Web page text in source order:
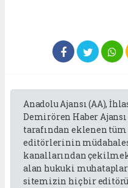
Anadolu Ajansı (AA),
Demirören Haber
tarafından eklenen
editörlerinin
kanallarından
alan hukuki muhataplar
sitemizin hiç bir